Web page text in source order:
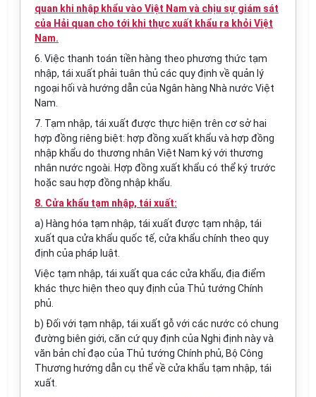
quan khi nhập khẩu vào Việt Nam và chịu sự giám sát
của Hải quan cho tới khi thực xuất khẩu ra khỏi Việt
Nam.
6. Việc thanh toán tiền hàng theo phương thức tạm
nhập, tái xuất phải tuân thủ các quy định về quản lý
ngoại hối và hướng dẫn của Ngân hàng Nhà nước Việt
Nam.
7. Tạm nhập, tái xuất được thực hiện trên cơ sở hai
hợp đồng riêng biệt: hợp đồng xuất khẩu và hợp đồng
nhập khẩu do thương nhân Việt Nam ký với thương
nhân nước ngoài. Hợp đồng xuất khẩu có thể ký trước
hoặc sau hợp đồng nhập khẩu.
8. Cửa khẩu tạm nhập, tái xuất:
a) Hàng hóa tạm nhập, tái xuất được tạm nhập, tái
xuất qua cửa khẩu quốc tế, cửa khẩu chính theo quy
định của pháp luật.
Việc tạm nhập, tái xuất qua các cửa khẩu, địa điểm
khác thực hiện theo quy định của Thủ tướng Chính
phủ.
b) Đối với tạm nhập, tái xuất gỗ với các nước có chung
đường biên giới, căn cứ quy định của Nghị định này và
văn bản chỉ đạo của Thủ tướng Chính phủ, Bộ Công
Thương hướng dẫn cụ thể về cửa khẩu tạm nhập, tái
xuất.